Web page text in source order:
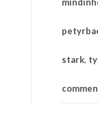
stark,